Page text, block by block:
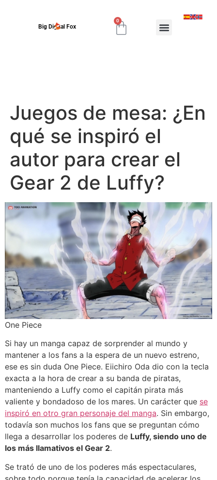
Big Digital Fox
0
Juegos de mesa: ¿En
qué se inspiró el
autor para crear el
Gear 2 de Luffy?
One Piece
Si hay un manga capaz de sorprender al mundo y
mantener a los fans a la espera de un nuevo estreno,
ese es sin duda One Piece. Eiichiro Oda dio con la tecla
exacta a la hora de crear a su banda de piratas,
manteniendo a Luffy como el capitán pirata más
valiente y bondadoso de los mares. Un carácter que se
inspiró en otro gran personaje del manga. Sin embargo,
todavía son muchos los fans que se preguntan cómo
llega a desarrollar los poderes de Luffy, siendo uno de
los más llamativos el Gear 2.
Se trató de uno de los poderes más espectaculares,